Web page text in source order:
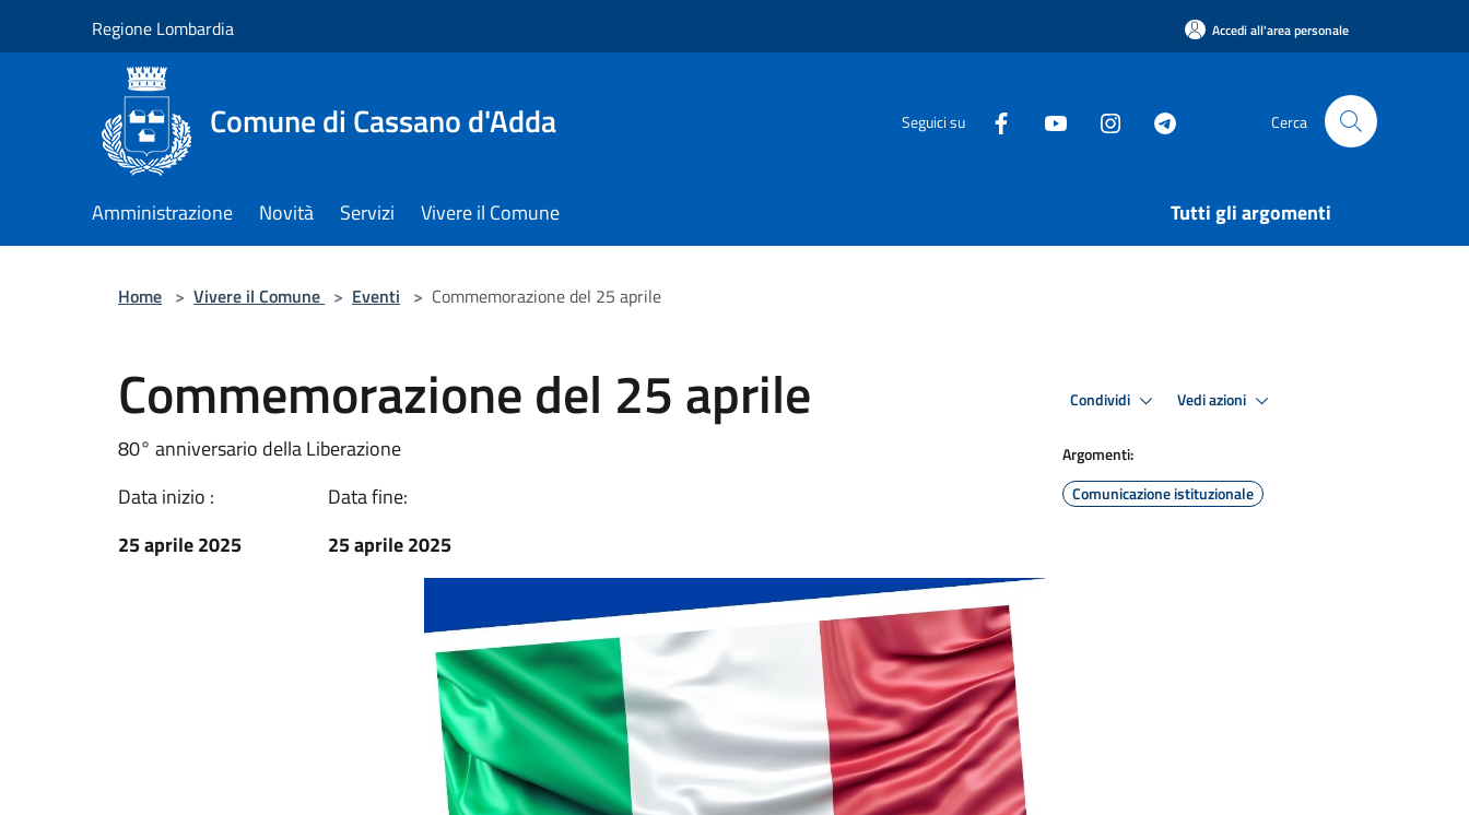
Regione Lombardia Accedi all'area personale
Comune di Cassano d'Adda Seguici su Cerca
Amministrazione Novità Servizi Vivere il Comune Tutti gli argomenti
Home > Vivere il Comune > Eventi > Commemorazione del 25 aprile
Commemorazione del 25 aprile
80° anniversario della Liberazione
Data inizio :
25 aprile 2025
Data fine:
25 aprile 2025
Condividi Vedi azioni
Argomenti:
Comunicazione istituzionale